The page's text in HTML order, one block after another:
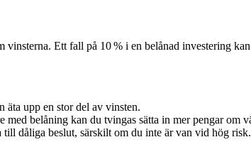
Ett fall på 10 % i en belånad investering
äta upp en stor del av vinsten.
med belåning kan du tvingas sätta in mer pengar om
till dåliga beslut, särskilt om du inte är van vid hög risk.